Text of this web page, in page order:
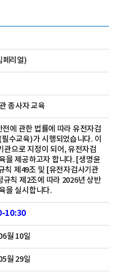
페리얼)
종사자 교육
에 관한 법률에 따라 유전자검
수교육)가 시행되었습니다. 이
관으로 지정이 되어, 유전자검
을 제공하고자 합니다. [생명윤
칙 제49조 및 [유전자검사기관
칙 제2조에 따라 2026년 상반
을 실시합니다.
10:30
월 10일
월 29일